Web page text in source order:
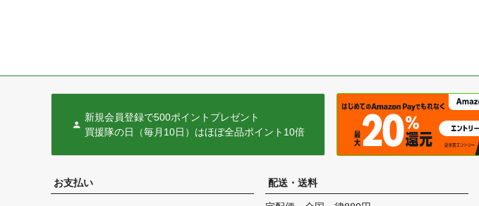
新規会員登録で500ポイントプレゼント
買援隊の日（毎月10日）はほぼ全品ポイント10倍
お支払い 配送・送料